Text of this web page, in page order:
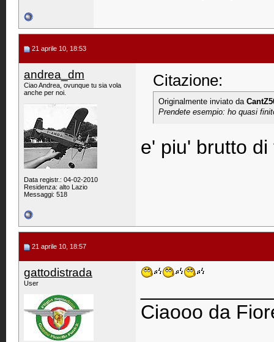
21 aprile 10, 18:53
andrea_dm
Ciao Andrea, ovunque tu sia vola
anche per noi.
Data registr.: 04-02-2010
Residenza: alto Lazio
Messaggi: 518
Citazione:
Originalmente inviato da
Prendete esempio: ho quasi
e' piu' brutto
21 aprile 10, 18:57
gattodistrada
User
Ciaooo da